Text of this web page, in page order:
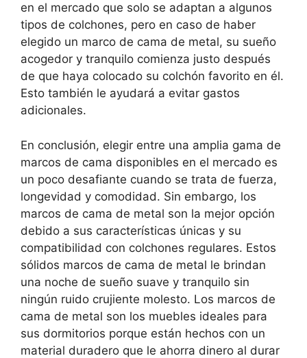
en el mercado que solo se adaptan a algunos
tipos de colchones, pero en caso de haber
elegido un marco de cama de metal, su sueño
acogedor y tranquilo comienza justo después
de que haya colocado su colchón favorito en él.
Esto también le ayudará a evitar gastos
adicionales.
En conclusión, elegir entre una amplia gama de
marcos de cama disponibles en el mercado es
un poco desafiante cuando se trata de fuerza,
longevidad y comodidad. Sin embargo, los
marcos de cama de metal son la mejor opción
debido a sus características únicas y su
compatibilidad con colchones regulares. Estos
sólidos marcos de cama de metal le brindan
una noche de sueño suave y tranquilo sin
ningún ruido crujiente molesto. Los marcos de
cama de metal son los muebles ideales para
sus dormitorios porque están hechos con un
material duradero que le ahorra dinero al durar